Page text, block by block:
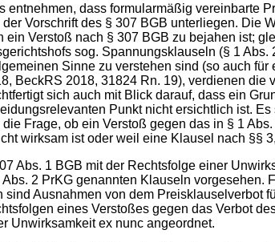
dass formularmäßig vereinbarte
Vorschrift des § 307 BGB unterliegen. Die
Verstoß nach § 307 BGB zu bejahen ist;
sog. Spannungsklauseln (§ 1 Abs.
Sinne zu verstehen sind (so auch
BeckRS 2018, 31824 Rn. 19), verdienen die
sich auch mit Blick darauf, dass ein
Punkt nicht ersichtlich ist.
Frage, ob ein Verstoß gegen das in § 1
wirksam ist oder weil eine Klausel nach §§
Abs. 1 BGB mit der Rechtsfolge einer
2 PrKG genannten Klauseln vorgesehen.
Ausnahmen von dem Preisklauselverbot
eines Verstoßes gegen das Verbot
Unwirksamkeit ex nunc angeordnet.